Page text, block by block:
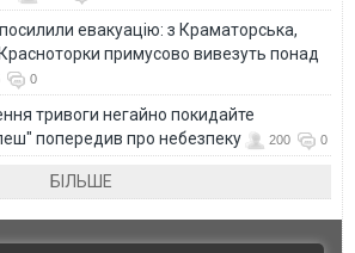
евакуацію: з Краматорська,
примусово вивезуть понад
0
тривоги негайно покидайте
попередив про небезпеку
200 0
БІЛЬШЕ